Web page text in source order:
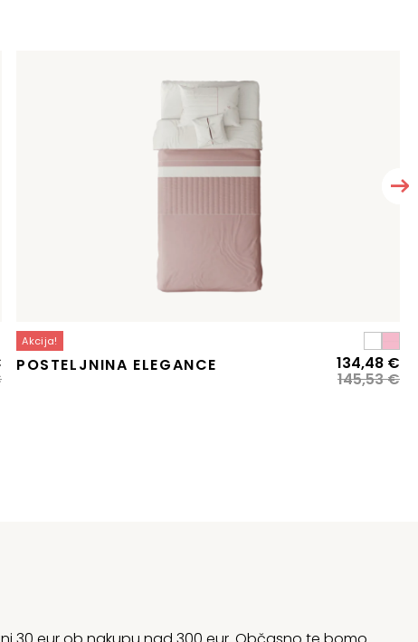
Izvirna
cena
Trenutna
cena
Akcija!
POSTELJNINA ELEGANCE
145,53€
134,48 €